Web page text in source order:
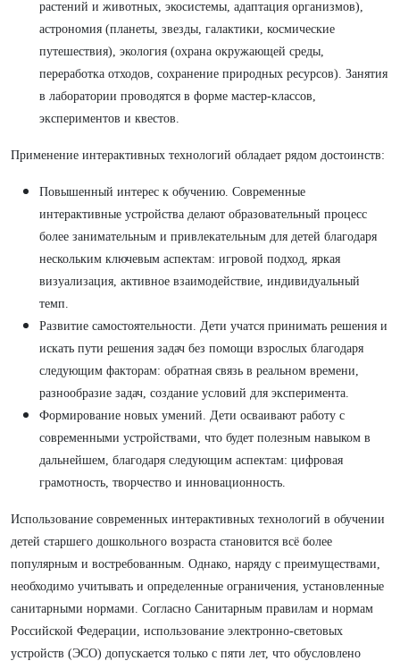
растений и животных, экосистемы, адаптация организмов),
астрономия (планеты, звезды, галактики, космические
путешествия), экология (охрана окружающей среды,
переработка отходов, сохранение природных ресурсов). Занятия
в лаборатории проводятся в форме мастер-классов,
экспериментов и квестов.
Применение интерактивных технологий обладает рядом достоинств:
Повышенный интерес к обучению. Современные
интерактивные устройства делают образовательный процесс
более занимательным и привлекательным для детей благодаря
нескольким ключевым аспектам: игровой подход, яркая
визуализация, активное взаимодействие, индивидуальный
темп.
Развитие самостоятельности. Дети учатся принимать решения и
искать пути решения задач без помощи взрослых благодаря
следующим факторам: обратная связь в реальном времени,
разнообразие задач, создание условий для эксперимента.
Формирование новых умений. Дети осваивают работу с
современными устройствами, что будет полезным навыком в
дальнейшем, благодаря следующим аспектам: цифровая
грамотность, творчество и инновационность.
Использование современных интерактивных технологий в обучении
детей старшего дошкольного возраста становится всё более
популярным и востребованным. Однако, наряду с преимуществами,
необходимо учитывать и определенные ограничения, установленные
санитарными нормами. Согласно Санитарным правилам и нормам
Российской Федерации, использование электронно-световых
устройств (ЭСО) допускается только с пяти лет, что обусловлено